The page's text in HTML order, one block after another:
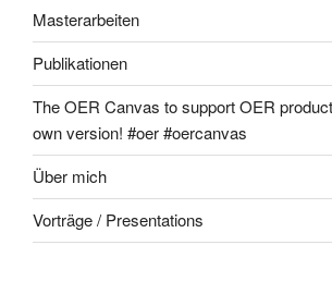
Masterarbeiten
Publikationen
The OER Canvas to support OER
own version! #oer #oercanvas
Über mich
Vorträge / Presentations